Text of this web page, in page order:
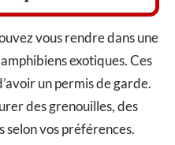
vous rendre dans une
exotiques. Ces
un permis de garde.
des grenouilles, des
selon vos préférences.